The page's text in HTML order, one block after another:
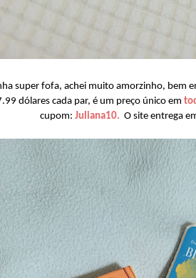
super fofa, achei muito amorzinho, bem
dólares cada par, é um preço único em
cupom: Juliana10. O site entrega